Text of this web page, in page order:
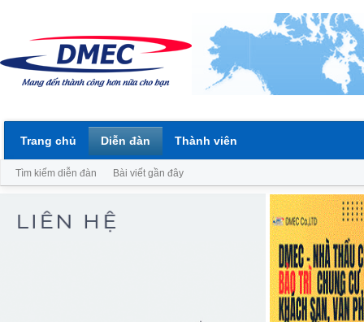
Trang chủ Diễn đàn
Tìm kiếm diễn đàn Bài viết gần đây
Thành viên